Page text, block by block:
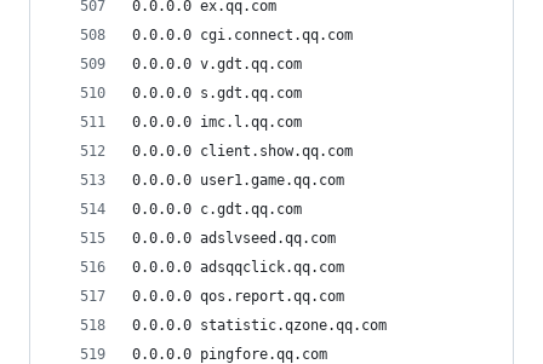
0.0.0.0 ex.qq.com
0.0.0.0 cgi.connect.qq.com
0.0.0.0 v.gdt.qq.com
0.0.0.0 s.gdt.qq.com
0.0.0.0 imc.l.qq.com
0.0.0.0 client.show.qq.com
0.0.0.0 user1.game.qq.com
0.0.0.0 c.gdt.qq.com
0.0.0.0 adslvseed.qq.com
0.0.0.0 adsqqclick.qq.com
0.0.0.0 qos.report.qq.com
0.0.0.0 statistic.qzone.qq.com
0.0.0.0 pingfore.qq.com